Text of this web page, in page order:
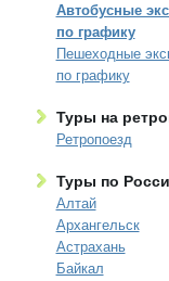
Автобусные
по графику
Пешеходные
по графику
Туры на
Ретропоезд
Туры по
Алтай
Архангельск
Астрахань
Байкал